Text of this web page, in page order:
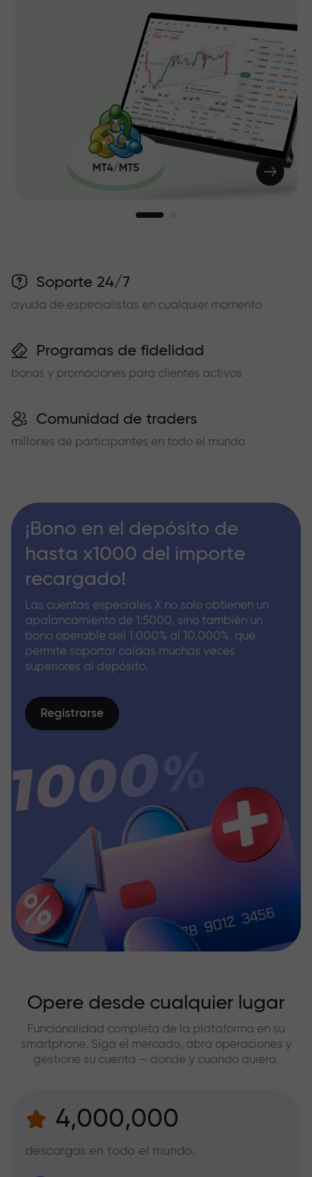
Soporte 24/7
ayuda de especialistas en cualquier momento
Programas de fidelidad
bonos y promociones para clientes activos
Comunidad de traders
millones de participantes en todo el mundo
¡Bono en el depósito de
hasta x1000 del importe
recargado!
Las cuentas especiales X no solo obtienen un
apalancamiento de 1:5000, sino también un
bono operable del 1.000% al 10.000%, que
permite soportar caídas muchas veces
superiores al depósito.
Registrarse
Opere desde cualquier lugar
Funcionalidad completa de la plataforma en su
smartphone. Siga el mercado, abra operaciones y
gestione su cuenta — donde y cuando quiera.
4,000,000
descargas en todo el mundo.